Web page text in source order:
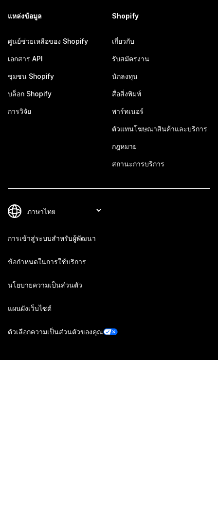
แหล่งข้อมูล
ศูนย์ช่วยเหลือของ Shopify
เอกสาร API
ชุมชน Shopify
บล็อก Shopify
การวิจัย
Shopify
เกี่ยวกับ
รับสมัครงาน
นักลงทุน
สื่อสิ่งพิมพ์
พาร์ทเนอร์
ตัวแทนโฆษณาสินค้าและบริการ
กฎหมาย
สถานะการบริการ
การเข้าสู่ระบบสำหรับผู้พัฒนา
ข้อกำหนดในการใช้บริการ
นโยบายความเป็นส่วนตัว
แผนผังเว็บไซต์
ตัวเลือกความเป็นส่วนตัวของคุณ